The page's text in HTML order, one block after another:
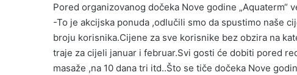
Pored organizovanog dočeka Nove godine „Aquaterm“
-To je akcijska ponuda ,odlučili smo da spustimo naše
broju korisnika.Cijene za sve korisnike bez obzira na
traje za cijeli januar i februar.Svi gosti će dobiti pored
masaže ,na 10 dana tri itd..Što se tiče dočeka Nove